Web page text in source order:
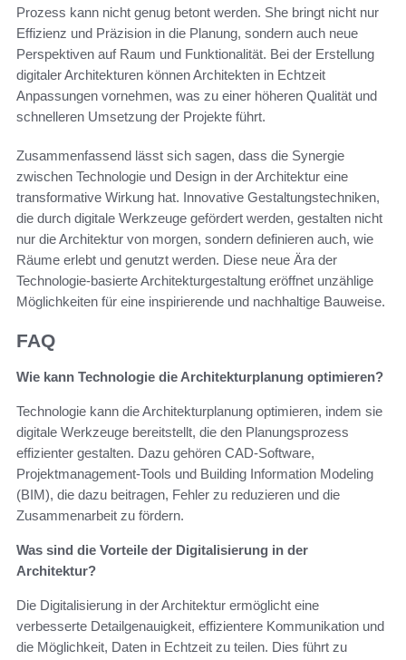
Prozess kann nicht genug betont werden. She bringt nicht nur
Effizienz und Präzision in die Planung, sondern auch neue
Perspektiven auf Raum und Funktionalität. Bei der Erstellung
digitaler Architekturen können Architekten in Echtzeit
Anpassungen vornehmen, was zu einer höheren Qualität und
schnelleren Umsetzung der Projekte führt.
Zusammenfassend lässt sich sagen, dass die Synergie
zwischen Technologie und Design in der Architektur eine
transformative Wirkung hat. Innovative Gestaltungstechniken,
die durch digitale Werkzeuge gefördert werden, gestalten nicht
nur die Architektur von morgen, sondern definieren auch, wie
Räume erlebt und genutzt werden. Diese neue Ära der
Technologie-basierte Architekturgestaltung eröffnet unzählige
Möglichkeiten für eine inspirierende und nachhaltige Bauweise.
FAQ
Wie kann Technologie die Architekturplanung optimieren?
Technologie kann die Architekturplanung optimieren, indem sie
digitale Werkzeuge bereitstellt, die den Planungsprozess
effizienter gestalten. Dazu gehören CAD-Software,
Projektmanagement-Tools und Building Information Modeling
(BIM), die dazu beitragen, Fehler zu reduzieren und die
Zusammenarbeit zu fördern.
Was sind die Vorteile der Digitalisierung in der
Architektur?
Die Digitalisierung in der Architektur ermöglicht eine
verbesserte Detailgenauigkeit, effizientere Kommunikation und
die Möglichkeit, Daten in Echtzeit zu teilen. Dies führt zu